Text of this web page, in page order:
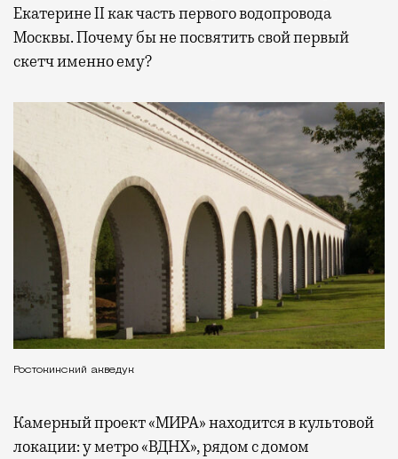
Екатерине II как часть первого водопровода
Москвы. Почему бы не посвятить свой первый
скетч именно ему?
Ростокинский акведук
Камерный проект «МИРА» находится в культовой
локации: у метро «ВДНХ», рядом с домом